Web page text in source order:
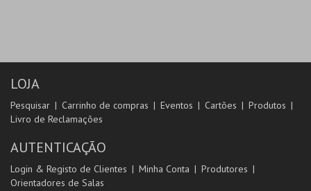
LOJA
Pesquisar Carrinho de compras Eventos Cartões
Produtos
Livro de Reclamações
AUTENTICAÇÃO
Login & Registo de Clientes Minha Conta
Produtores
Orientadores de Salas